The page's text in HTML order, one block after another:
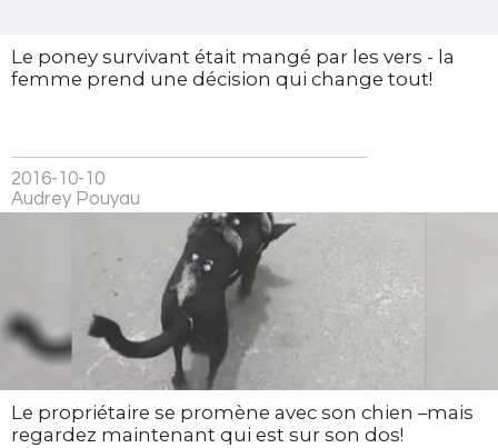
Le poney survivant était mangé par les vers - la
femme prend une décision qui change tout!
2016-10-10
Audrey Pouyau
Le propriétaire se promène avec son chien –mais
regardez maintenant qui est sur son dos!